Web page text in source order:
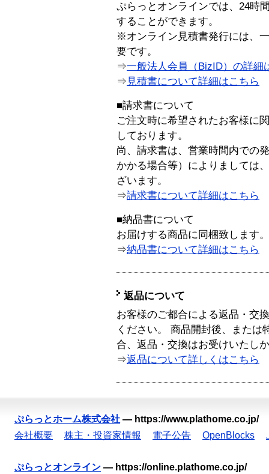
ぷらっとオンラインでは、24時
することができます。
※オンライン見積書発行には、
要です。
⇒一般法人会員（BizID）の詳細
⇒ 見積書について詳細はこちら
■請求書について
ご注文時に希望されたお客様に
しております。
尚、請求書は、営業時間内での
かかる場合等）によりましては
ざいます。
⇒請求書について詳細はこちら
■納品書について
お届けする商品に同梱致します。
⇒納品書について詳細はこちら
返品について
お客様のご都合による返品・交
ください。 商品開封後、または
合、返品・交換はお受けいたし
⇒返品について詳しくはこちら
ぷらっとホーム株式会社 — https://www.plathome.co.jp/
会社概要
株主・投資家情報 電子公告 OpenBlocks
ぷらっとオンライン — https://online.plathome.co.jp/